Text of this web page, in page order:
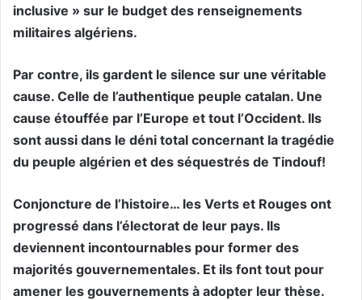
inclusive » sur le budget des renseignements
militaires algériens.
Par contre, ils gardent le silence sur une véritable
cause. Celle de l’authentique peuple catalan. Une
cause étouffée par l’Europe et tout l’Occident. Ils
sont aussi dans le déni total concernant la tragédie
du peuple algérien et des séquestrés de Tindouf!
Conjoncture de l’histoire… les Verts et Rouges ont
progressé dans l’électorat de leur pays. Ils
deviennent incontournables pour former des
majorités gouvernementales. Et ils font tout pour
amener les gouvernements à adopter leur thèse.